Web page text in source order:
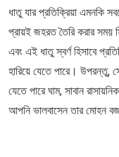
ধাতু যার প্রতিক্রিয়া এমনকি
প্রায়ই জহরত তৈরি করার সময়
এবং এই ধাতু স্বর্ণ হিসাবে
হারিয়ে যেতে পারে। উপরন্তু,
যেতে পারে ঘাম, সাবান
আপনি ভালবাসেন তার মোহন